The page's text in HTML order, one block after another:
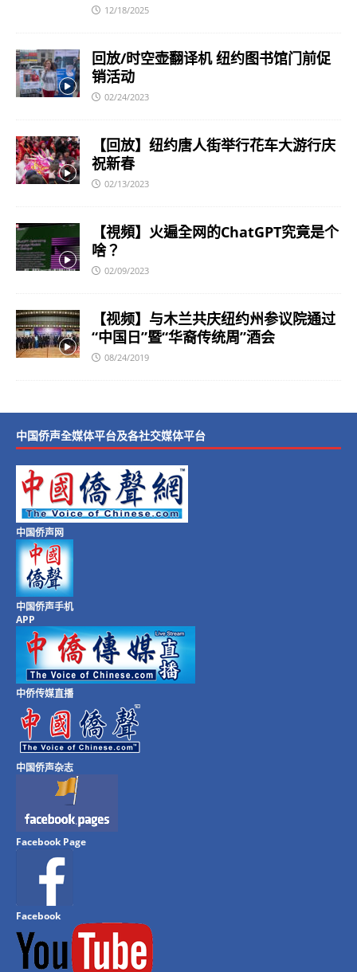
12/18/2025
回放/时空壶翻译机 纽约图书馆门前促
销活动
02/24/2023
【回放】纽约唐人街举行花车大游行庆
祝新春
02/13/2023
【視頻】火遍全网的ChatGPT究竟是个
啥？
02/09/2023
【视频】与木兰共庆纽约州参议院通过
“中国日”暨“华裔传统周”酒会
08/24/2019
中国侨声全媒体平台及各社交媒体平台
中国侨声网
中国侨声手机
APP
中侨传媒直播
中国侨声杂志
Facebook Page
Facebook